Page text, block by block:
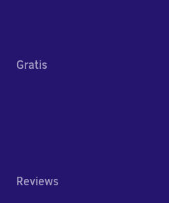
Gratis
Reviews